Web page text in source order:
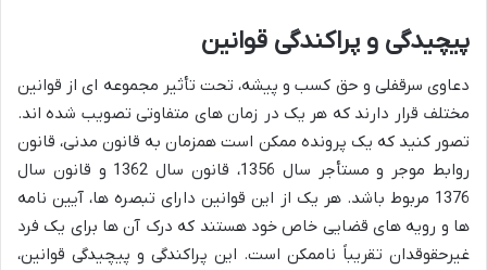
پیچیدگی و پراکندگی قوانین
دعاوی سرقفلی و حق کسب و پیشه، تحت تأثیر مجموعه ای از قوانین
مختلف قرار دارند که هر یک در زمان های متفاوتی تصویب شده اند.
تصور کنید که یک پرونده ممکن است همزمان به قانون مدنی، قانون
روابط موجر و مستأجر سال 1356، قانون سال 1362 و قانون سال
1376 مربوط باشد. هر یک از این قوانین دارای تبصره ها، آیین نامه
ها و رویه های قضایی خاص خود هستند که درک آن ها برای یک فرد
غیرحقوقدان تقریباً ناممکن است. این پراکندگی و پیچیدگی قوانین،